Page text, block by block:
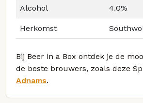
Alcohol 4.0%
Herkomst
Bij Beer in a Box ontdek je de
de beste brouwers, zoals deze
Adnams.